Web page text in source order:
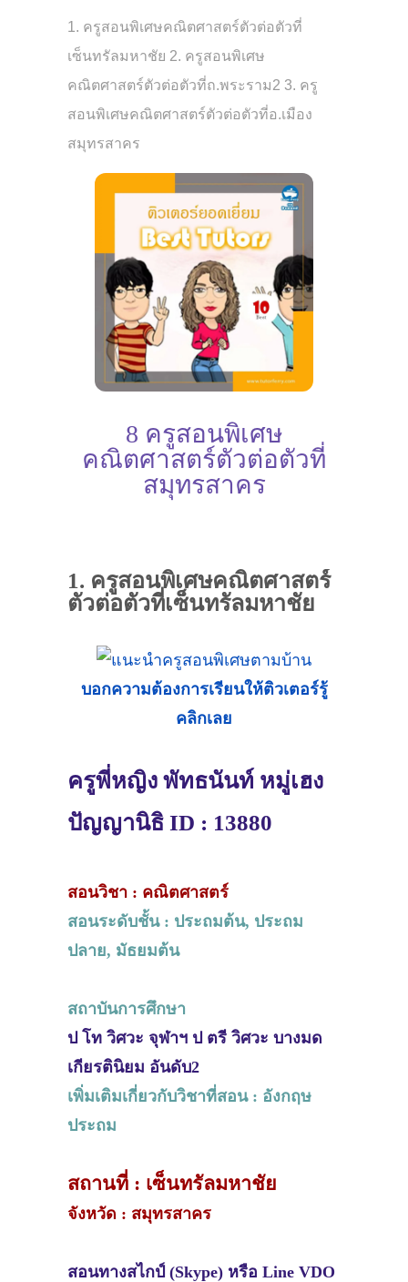
1. ครูสอนพิเศษคณิตศาสตร์ตัวต่อตัวที่
เซ็นทรัลมหาชัย 2. ครูสอนพิเศษ
คณิตศาสตร์ตัวต่อตัวที่ถ.พระราม2 3. ครู
สอนพิเศษคณิตศาสตร์ตัวต่อตัวที่อ.เมือง
สมุทรสาคร
8 ครูสอนพิเศษ
คณิตศาสตร์ตัวต่อตัวที่
สมุทรสาคร
1. ครูสอนพิเศษคณิตศาสตร์
ตัวต่อตัวที่เซ็นทรัลมหาชัย
บอกความต้องการเรียนให้ติวเตอร์รู้
คลิกเลย
ครูพี่หญิง พัทธนันท์ หมู่เฮง
ปัญญานิธิ ID : 13880
สอนวิชา : คณิตศาสตร์
สอนระดับชั้น : ประถมต้น, ประถม
ปลาย, มัธยมต้น
สถาบันการศึกษา
ป โท วิศวะ จุฬาฯ ป ตรี วิศวะ บางมด
เกียรตินิยม อันดับ2
เพิ่มเติมเกี่ยวกับวิชาที่สอน : อังกฤษ
ประถม
สถานที่ : เซ็นทรัลมหาชัย
จังหวัด : สมุทรสาคร
สอนทางสไกป์ (Skype) หรือ Line VDO